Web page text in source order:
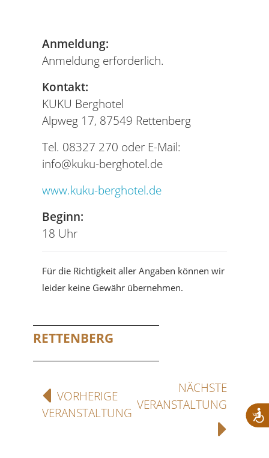
Anmeldung:
Anmeldung erforderlich.
Kontakt:
KUKU Berghotel
Alpweg 17, 87549 Rettenberg
Tel. 08327 270 oder E-Mail:
info@kuku-berghotel.de
www.kuku-berghotel.de
Beginn:
18 Uhr
Für die Richtigkeit aller Angaben können wir
leider keine Gewähr übernehmen.
RETTENBERG
VORHERIGE
VERANSTALTUNG
NÄCHSTE
VERANSTALTUNG